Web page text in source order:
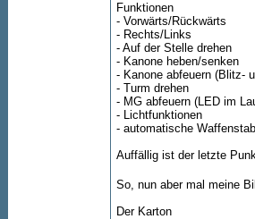
Funktionen
- Vorwärts/Rückwärts
- Rechts/Links
- Auf der Stelle drehen
- Kanone heben/senken
- Kanone abfeuern (Blitz-
- Turm drehen
- MG abfeuern (LED im
- Lichtfunktionen
- automatische
Auffällig ist der letzte
So, nun aber mal meine
Der Karton